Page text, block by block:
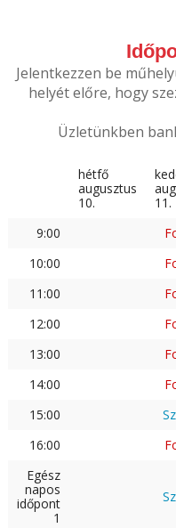
Jelentkezzen be
helyét előre, hogy
Üzletünkben
hétfő
augusztus
10.
11.
9:00
10:00
11:00
12:00
13:00
14:00
15:00
16:00
Egész
napos
időpont
1